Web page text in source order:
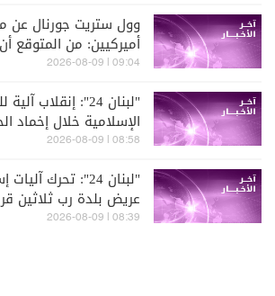
وول ستريت جورنال عن
أميركيين: من المتوقع
الحصار البحري عن إيران
09:04 | 2026-08-09
"لبنان 24": إنقلاب
الإسلامية خلال إخماد
فرون من دون تسجيل
08:58 | 2026-08-09
"لبنان 24": تحرك
عريض بلدة رب ثلاثين
08:39 | 2026-08-09